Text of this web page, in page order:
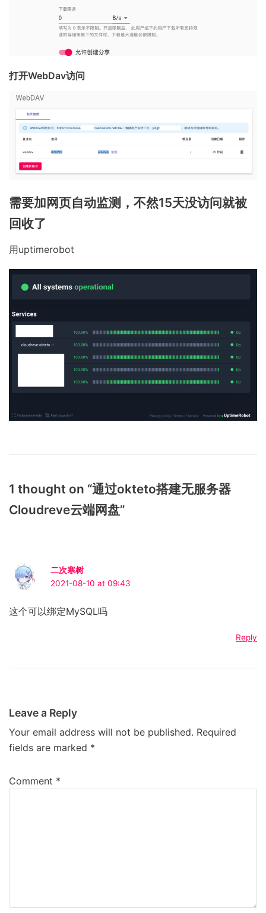
打开WebDav访问
需要加网页自动监测，不然15天没访问就被
回收了
用uptimerobot
1 thought on “通过okteto搭建无服务器
Cloudreve云端网盘”
二次寒树
2021-08-10 at 09:43
这个可以绑定MySQL吗
Reply
Leave a Reply
Your email address will not be published. Required
fields are marked *
Comment *